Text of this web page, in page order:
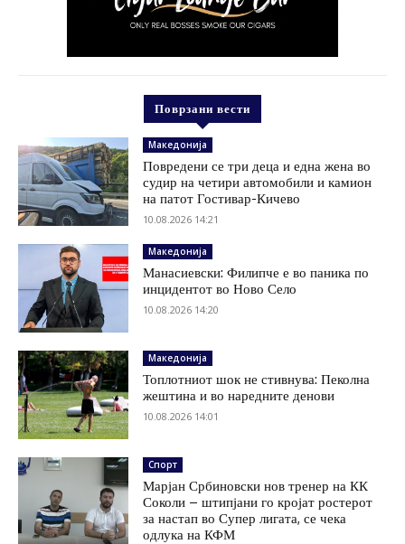
Поврзани вести
Македонија
Повредени се три деца и една жена во
судир на четири автомобили и камион
на патот Гостивар-Кичево
10.08.2026 14:21
Македонија
Манасиевски: Филипче е во паника по
инцидентот во Ново Село
10.08.2026 14:20
Македонија
Топлотниот шок не стивнува: Пеколна
жештина и во наредните денови
10.08.2026 14:01
Спорт
Марјан Србиновски нов тренер на КК
Соколи – штипјани го кројат ростерот
за настап во Супер лигата, се чека
одлука на КФМ